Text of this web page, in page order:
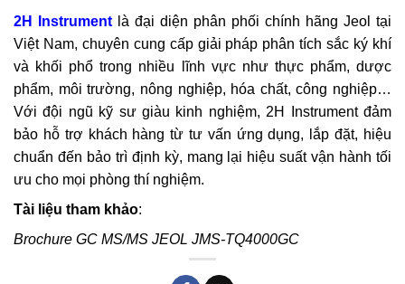
2H Instrument là đại diện phân phối chính hãng Jeol tại
Việt Nam, chuyên cung cấp giải pháp phân tích sắc ký khí
và khối phổ trong nhiều lĩnh vực như thực phẩm, dược
phẩm, môi trường, nông nghiệp, hóa chất, công nghiệp…
Với đội ngũ kỹ sư giàu kinh nghiệm, 2H Instrument đảm
bảo hỗ trợ khách hàng từ tư vấn ứng dụng, lắp đặt, hiệu
chuẩn đến bảo trì định kỳ, mang lại hiệu suất vận hành tối
ưu cho mọi phòng thí nghiệm.
Tài liệu tham khảo:
Brochure GC MS/MS JEOL JMS-TQ4000GC